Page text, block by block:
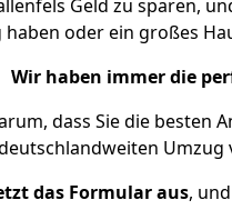
Geld zu sparen,
oder ein großes
Wir haben immer die
dass Sie die besten
das Formular aus,